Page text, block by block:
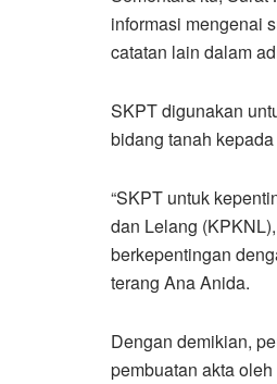
informasi mengenai
catatan lain dalam
SKPT digunakan
bidang tanah
“SKPT untuk
dan Lelang
berkepentingan
terang Ana Anida.
Dengan demikian,
pembuatan akta